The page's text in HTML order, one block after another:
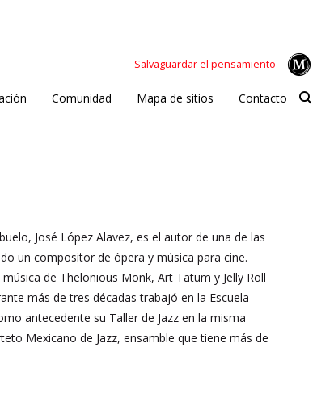
Salvaguardar el pensamiento
Comunidad Mapa de sitios Contacto
José López Alavez, es el autor de una de las
un compositor de ópera y música para cine.
de Thelonious Monk, Art Tatum y Jelly Roll
más de tres décadas trabajó en la Escuela
antecedente su Taller de Jazz en la misma
Mexicano de Jazz, ensamble que tiene más de